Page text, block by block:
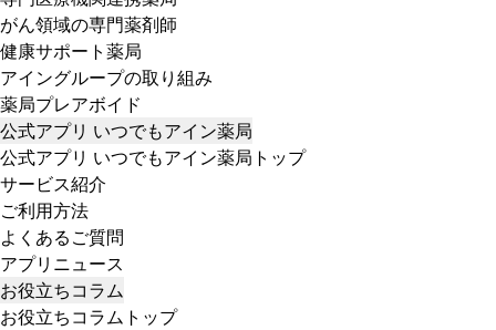
がん領域の専門薬剤師
健康サポート薬局
アイングループの取り組み
薬局プレアボイド
公式アプリ いつでもアイン薬局
公式アプリ いつでもアイン薬局トップ
サービス紹介
ご利用方法
よくあるご質問
アプリニュース
お役立ちコラム
お役立ちコラムトップ